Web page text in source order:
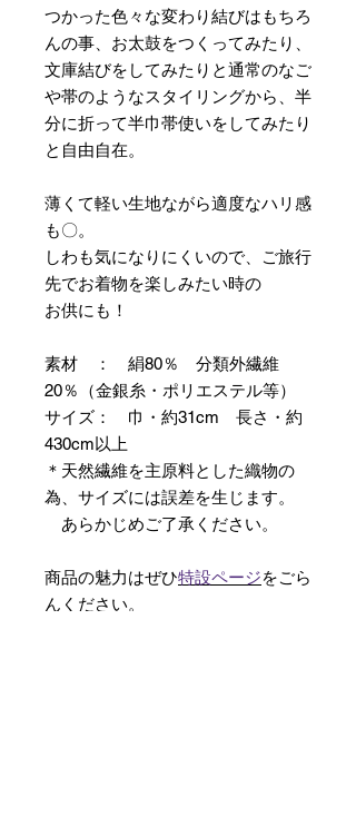
つかった色々な変わり結びはもちろ
んの事、お太鼓をつくってみたり、
文庫結びをしてみたりと通常のなご
や帯のようなスタイリングから、半
分に折って半巾帯使いをしてみたり
と自由自在。
薄くて軽い生地ながら適度なハリ感
も〇。
しわも気になりにくいので、ご旅行
先でお着物を楽しみたい時の
お供にも！
素材 ： 絹80％ 分類外繊維
20％（金銀糸・ポリエステル等）
サイズ： 巾・約31cm 長さ・約
430cm以上
＊天然繊維を主原料とした織物の
為、サイズには誤差を生じます。
あらかじめご了承ください。
商品の魅力はぜひ特設ページをごら
んください。